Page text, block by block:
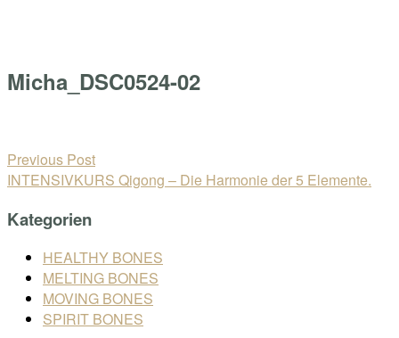
Micha_DSC0524-02
Beitragsnavigation
Previous Post
INTENSIVKURS Qigong – Die Harmonie der 5 Elemente.
Kategorien
HEALTHY BONES
MELTING BONES
MOVING BONES
SPIRIT BONES